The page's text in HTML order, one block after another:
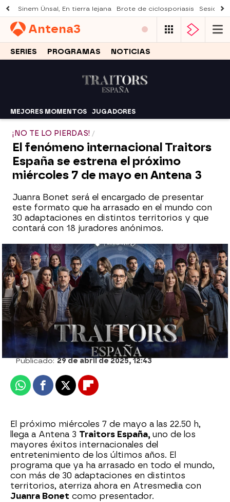
Sinem Ünsal, En tierra lejana Brote de ciclosporiasis Sesión
Antena3
SERIES PROGRAMAS NOTICIAS
MEJORES MOMENTOS JUGADORES
¡NO TE LO PIERDAS!
El fenómeno internacional Traitors
España se estrena el próximo
miércoles 7 de mayo en Antena 3
Juanra Bonet será el encargado de presentar
este formato que ha arrasado en el mundo con
30 adaptaciones en distintos territorios y que
contará con 18 juradores anónimos.
Así se definen los 18 jugadores de
Traitors
antena3.com
Publicado:29 de abril de 2025, 12:43
WhatsappFacebook
X Flipboard
El próximo miércoles 7 de mayo a las 22.50 h,
llega a Antena 3 Traitors España, uno de los
mayores éxitos internacionales del
entretenimiento de los últimos años. El
programa que ya ha arrasado en todo el mundo,
con más de 30 adaptaciones en distintos
territorios, aterriza ahora en Atresmedia con
Juanra Bonet como presentador.